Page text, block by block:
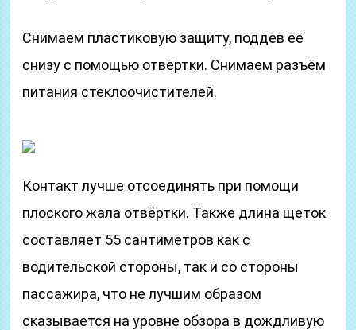
Снимаем пластиковую защиту, поддев её
снизу с помощью отвёртки. Снимаем разъём
питания стеклоочистителей.
Контакт лучше отсоединять при помощи
плоского жала отвёртки. Также длина щеток
составляет 55 сантиметров как с
водительской стороны, так и со стороны
пассажира, что не лучшим образом
сказывается на уровне обзора в дождливую